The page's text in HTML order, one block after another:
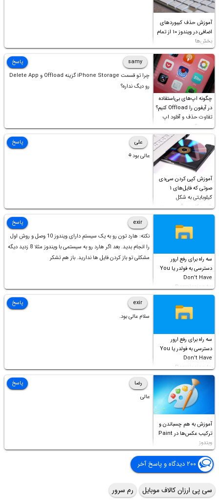
آموزش حذف کیبوردهای
اضافی در ویندوز ۱۰ از تمام
بخش‌ها
چگونه اپ‌های بی‌استفاده
در آیفون را Offload کنیم؟
تفاوت حذف و آفلود اپ
چیست؟
samy
چرا تو قسمت iPhone Storage گزینه Offload و Delete App
رو دیگ نداره؟
پاسخ
آموزش کپی کردن سی‌دی
صوتی که فایل‌های ۱
کیلوبایتی به شکل
شورت‌کات در آن موجود
است!
علی
عالی بود⚘
پاسخ
سه راه برای رفع ارور
دسترسی به فولدر یا You
Don’t Have
Permission to
Access this folder
exir
نکته: هارد تون رو به یک سیستم دارای ویندوز 10 وصل و روش اول
را انجام بدید. بعد اگر هارد رو به سیستمی با ویندوز مثلا 8 زدید دیگه
مشکلی تو باز کردن فایل ها ندارید. باز هم تشکر
پاسخ
سه راه برای رفع ارور
دسترسی به فولدر یا You
Don’t Have
Permission to
Access this folder
exir
سلام عالی بود.
پاسخ
آموزش به هم چسباندن و
ترکیب عکس‌ها در Paint
ویندوز
رضا
عالی
پاسخ
۲۰۰ دیدگاه و پاسخ آخر
سی پی ارزان کالاف موبایل رم سرور